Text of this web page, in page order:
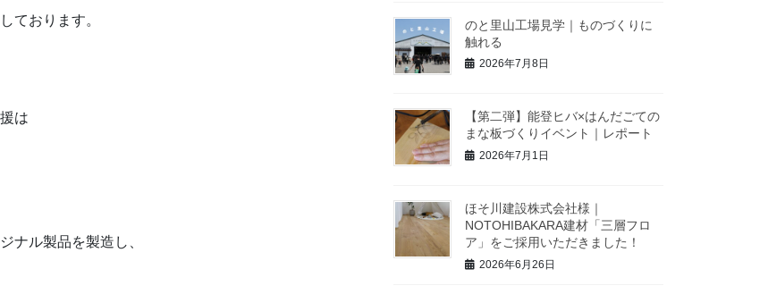
ております。
は
ナル製品を製造し、
のと里山工場見学｜ものづくりに
触れる
2026年7月8日
【第二弾】能登ヒバ×はんだごての
まな板づくりイベント｜レポート
2026年7月1日
ほそ川建設株式会社様｜
NOTOHIBAKARA建材「三層フロ
ア」をご採用いただきました！
2026年6月26日